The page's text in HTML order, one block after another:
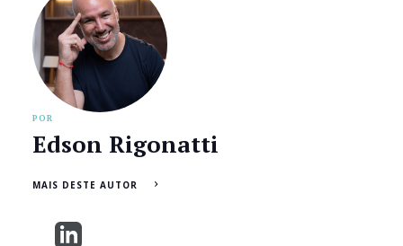
POR
Edson Rigonatti
MAIS DESTE AUTOR